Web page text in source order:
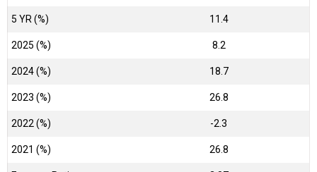
5 YR (%) 11.4
2025 (%) 8.2
2024 (%) 18.7
2023 (%) 26.8
2022 (%) -2.3
2021 (%) 26.8